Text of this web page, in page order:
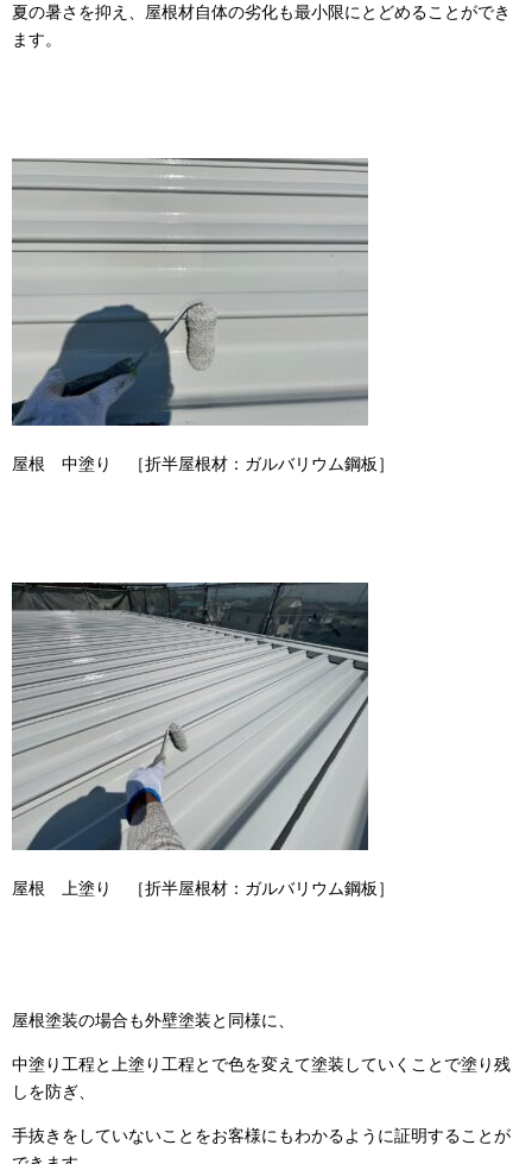
夏の暑さを抑え、屋根材自体の劣化も最小限にとどめることができ
ます。
屋根 中塗り ［折半屋根材：ガルバリウム鋼板］
屋根 上塗り ［折半屋根材：ガルバリウム鋼板］
屋根塗装の場合も外壁塗装と同様に、
中塗り工程と上塗り工程とで色を変えて塗装していくことで塗り残
しを防ぎ、
手抜きをしていないことをお客様にもわかるように証明することが